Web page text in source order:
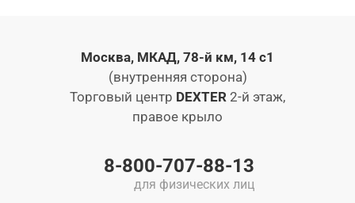
Москва, МКАД, 78-й км, 14 с1
(внутренняя сторона)
Торговый центр DEXTER 2-й этаж,
правое крыло
8-800-707-88-13
для физических лиц